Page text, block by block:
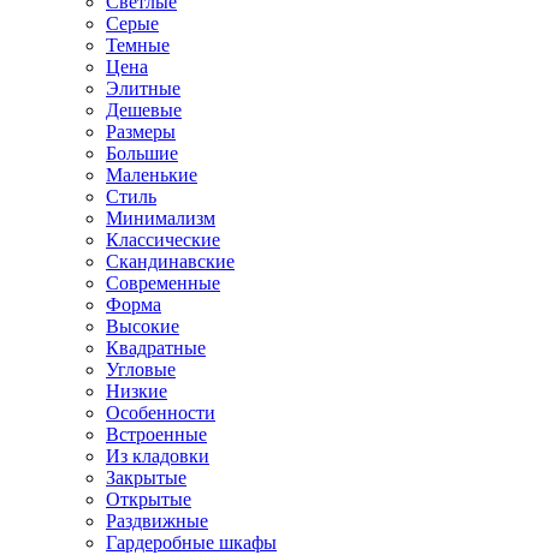
Серые
Темные
Цена
Элитные
Дешевые
Размеры
Большие
Маленькие
Стиль
Минимализм
Классические
Скандинавские
Современные
Форма
Высокие
Квадратные
Угловые
Низкие
Особенности
Встроенные
Из кладовки
Закрытые
Открытые
Раздвижные
Гардеробные шкафы